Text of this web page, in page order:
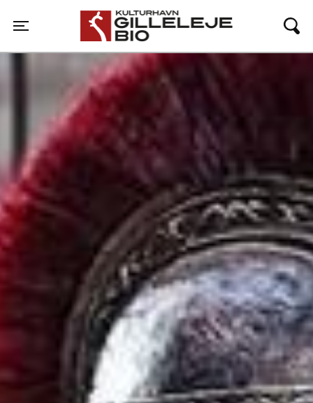
Toggle navigation
Gilleleje Bio